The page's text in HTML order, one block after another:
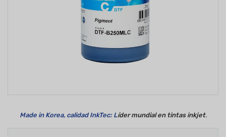
Made in Korea, calidad InkTec: Líder mundial en tintas inkjet.